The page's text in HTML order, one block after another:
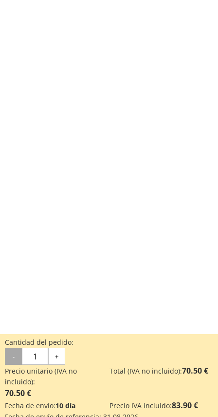
Cantidad del pedido:
- +
Precio unitario (IVA no
incluido):
70.50 €
Total (IVA no incluido):70.50 €
Fecha de envío:10 día Precio IVA incluido:83.90 €